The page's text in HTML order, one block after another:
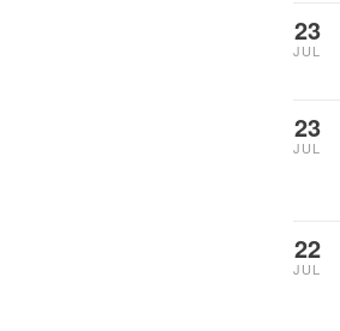
23
JUL
23
JUL
22
JUL